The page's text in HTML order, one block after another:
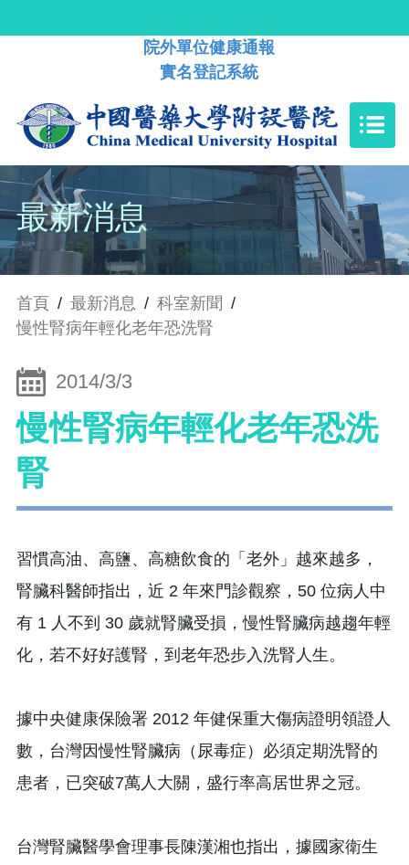
院外單位健康通報
實名登記系統
最新消息
首頁 / 最新消息 / 科室新聞 /
慢性腎病年輕化老年恐洗腎
2014/3/3
慢性腎病年輕化老年恐洗
腎
習慣高油、高鹽、高糖飲食的「老外」越來越多，
腎臟科醫師指出，近 2 年來門診觀察，50 位病人中
有 1 人不到 30 歲就腎臟受損，慢性腎臟病越趨年輕
化，若不好好護腎，到老年恐步入洗腎人生。
據中央健康保險署 2012 年健保重大傷病證明領證人
數，台灣因慢性腎臟病（尿毒症）必須定期洗腎的
患者，已突破7萬人大關，盛行率高居世界之冠。
台灣腎臟醫學會理事長陳漢湘也指出，據國家衛生